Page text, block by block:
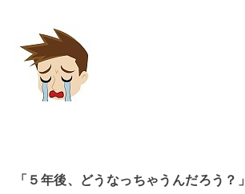
「５年後、どうなっちゃうんだろう？」